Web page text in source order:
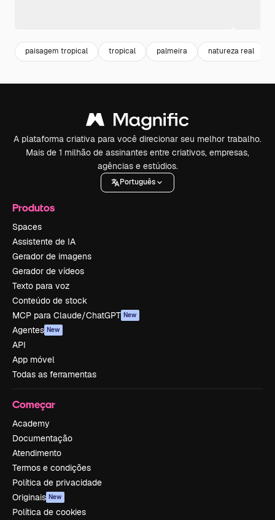
paisagem tropical tropical palmeira natureza real
A plataforma criativa para você direcionar seu melhor trabalho.
Mais de 1 milhão de assinantes entre criativos, empresas,
agências e estúdios.
Português
Produtos
Spaces
Assistente de IA
Gerador de imagens
Gerador de vídeos
Texto para voz
Conteúdo de stock
MCP para Claude/ChatGPT New
Agentes New
API
App móvel
Todas as ferramentas
Começar
Academy
Documentação
Atendimento
Termos e condições
Política de privacidade
Originais New
Política de cookies